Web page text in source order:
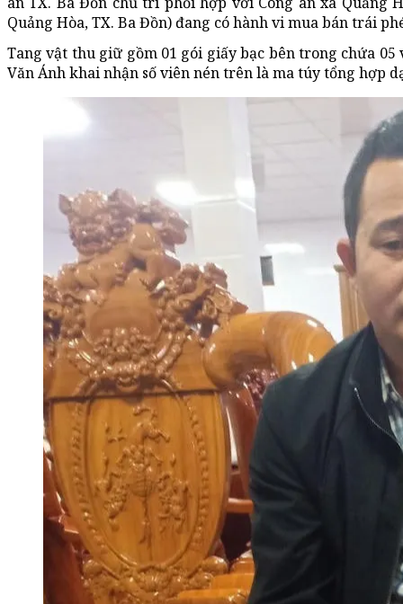
Quảng Hòa, TX. Ba Đồn) đang có hành vi mua bán trái
Tang vật thu giữ gồm 01 gói giấy bạc bên trong chứa
Văn Ánh khai nhận số viên nén trên là ma túy tổng hợp